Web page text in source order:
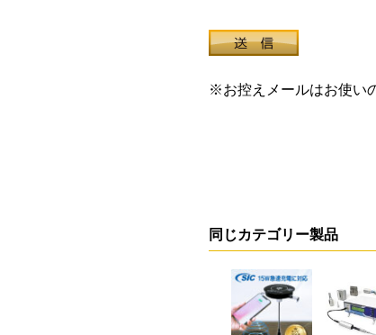
※お控えメールはお使い
同じカテゴリー製品